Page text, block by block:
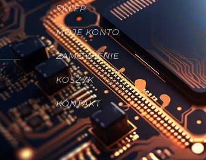
SKLEP
MOJE KONTO
ZAMÓWIENIE
KOSZYK
KONTAKT